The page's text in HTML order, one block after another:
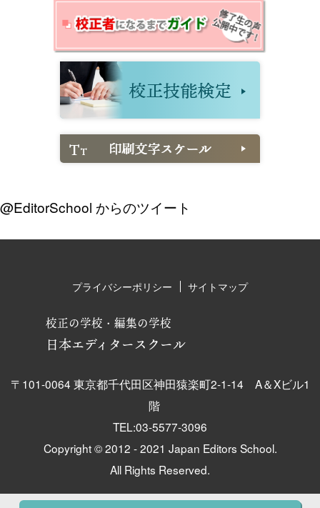
@EditorSchool からのツイート
校正の学校・編集の学校
日本エディタースクール
〒101-0064 東京都千代田区神田猿楽町2-1-14 A＆Xビル1
階
TEL:03-5577-3096
Copyright © 2012 - 2021 Japan Editors School.
All Rights Reserved.
プライバシーポリシー サイトマップ